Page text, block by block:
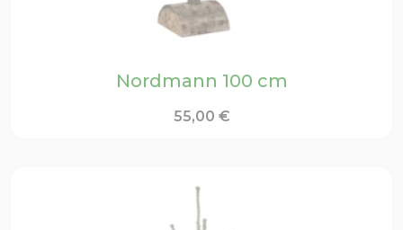
Nordmann 100 cm
55,00 €